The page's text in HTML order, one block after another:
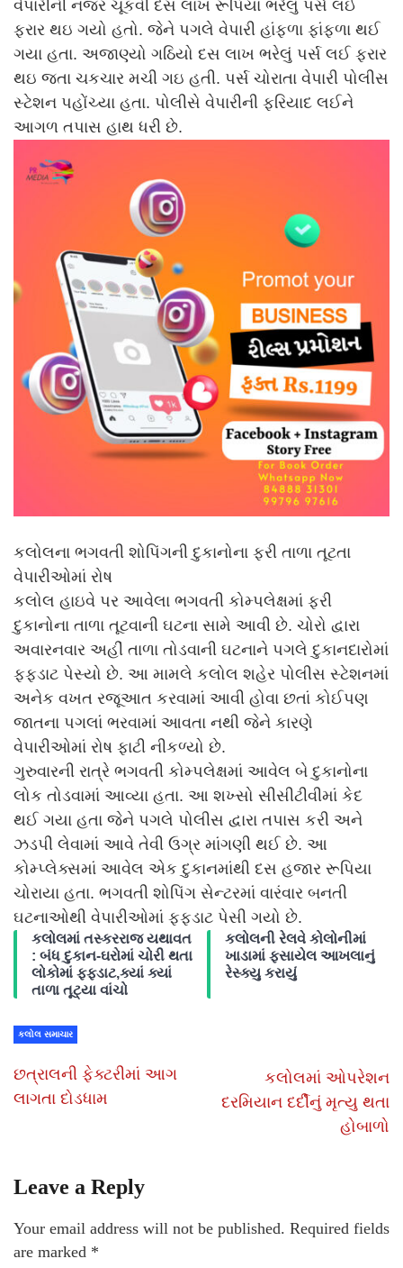
વેપારીની નજર ચૂકવી દસ લાખ રૂપિયા ભરેલું પર્સ લઈ
ફરાર થઇ ગયો હતો. જેને પગલે વેપારી હાંફળા ફાંફળા થઈ
ગયા હતા. અજાણ્યો ગઠિયો દસ લાખ ભરેલું પર્સ લઈ ફરાર
થઇ જતા ચકચાર મચી ગઇ હતી. પર્સ ચોરાતા વેપારી પોલીસ
સ્ટેશન પહોંચ્યા હતા. પોલીસે વેપારીની ફરિયાદ લઈને
આગળ તપાસ હાથ ધરી છે.
કલોલના ભગવતી શોપિંગની દુકાનોના ફરી તાળા તૂટતા
વેપારીઓમાં રોષ
કલોલ હાઇવે પર આવેલા ભગવતી કોમ્પલેક્ષમાં ફરી
દુકાનોના તાળા તૂટવાની ઘટના સામે આવી છે. ચોરો દ્વારા
અવારનવાર અહીં તાળા તોડવાની ઘટનાને પગલે દુકાનદારોમાં
ફફડાટ પેસ્યો છે. આ મામલે કલોલ શહેર પોલીસ સ્ટેશનમાં
અનેક વખત રજૂઆત કરવામાં આવી હોવા છતાં કોઈપણ
જાતના પગલાં ભરવામાં આવતા નથી જેને કારણે
વેપારીઓમાં રોષ ફાટી નીકળ્યો છે.
ગુરુવારની રાત્રે ભગવતી કોમ્પલેક્ષમાં આવેલ બે દુકાનોના
લોક તોડવામાં આવ્યા હતા. આ શખ્સો સીસીટીવીમાં કેદ
થઈ ગયા હતા જેને પગલે પોલીસ દ્વારા તપાસ કરી અને
ઝડપી લેવામાં આવે તેવી ઉગ્ર માંગણી થઈ છે. આ
કોમ્પ્લેક્સમાં આવેલ એક દુકાનમાંથી દસ હજાર રૂપિયા
ચોરાયા હતા. ભગવતી શોપિંગ સેન્ટરમાં વારંવાર બનતી
ઘટનાઓથી વેપારીઓમાં ફફડાટ પેસી ગયો છે.
કલોલમાં તસ્કરરાજ યથાવત
: બંધ દુકાન-ઘરોમાં ચોરી થતા
લોકોમાં ફફડાટ,ક્યાં ક્યાં
તાળા તૂટ્યા વાંચો
કલોલની રેલવે કોલોનીમાં
ખાડામાં ફસાયેલ આખલાનું
રેસ્ક્યુ કરાયું
કલોલ સમાચાર
છત્રાલની ફેક્ટરીમાં આગ
લાગતા દોડધામ
કલોલમાં ઓપરેશન
દરમિયાન દર્દીનું મૃત્યુ થતા
હોબાળો
Leave a Reply
Your email address will not be published. Required fields
are marked *